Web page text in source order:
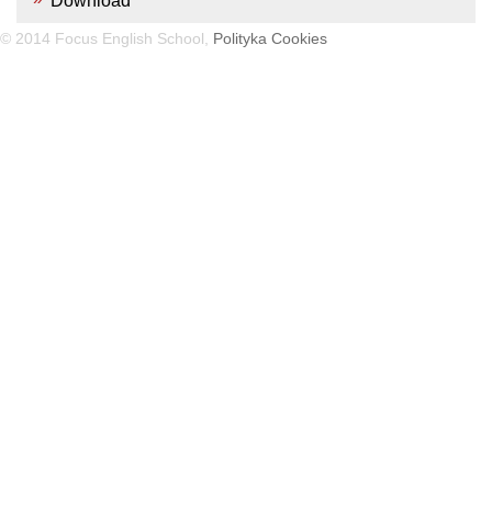
© 2014 Focus English School, Polityka Cookies